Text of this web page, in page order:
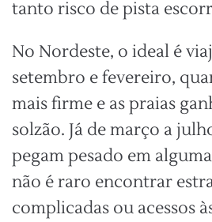
tanto risco de pista
No Nordeste, o ideal é
setembro e fevereiro,
mais firme e as praias
solzão. Já de março a
pegam pesado em
não é raro encontrar
complicadas ou acessos